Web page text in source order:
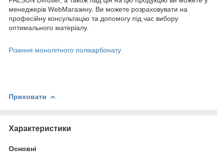
менеджерів WebМагазину. Ви можете розраховувати на
професійну консультацію та допомогу під час вибору
оптимального матеріалу.
Різання монолітного полікарбонату
Приховати
Характеристики
Основні